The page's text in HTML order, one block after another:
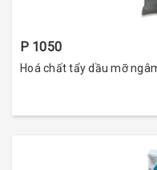
P 1050
Hoá chất tẩy dầu mỡ